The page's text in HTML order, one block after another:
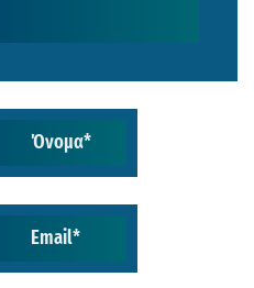
Όνομα*
Email*